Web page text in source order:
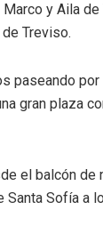
y Aila
Treviso.
paseando
gran plaza
el balcón
Santa Sofía a